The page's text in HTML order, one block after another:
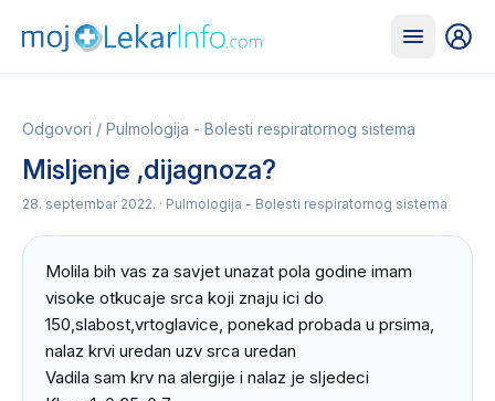
Odgovori / Pulmologija - Bolesti respiratornog sistema
Misljenje ,dijagnoza?
28. septembar 2022. · Pulmologija - Bolesti respiratornog sistema
Molila bih vas za savjet unazat pola godine imam
visoke otkucaje srca koji znaju ici do
150,slabost,vrtoglavice, ponekad probada u prsima,
nalaz krvi uredan uzv srca uredan
Vadila sam krv na alergije i nalaz je sljedeci